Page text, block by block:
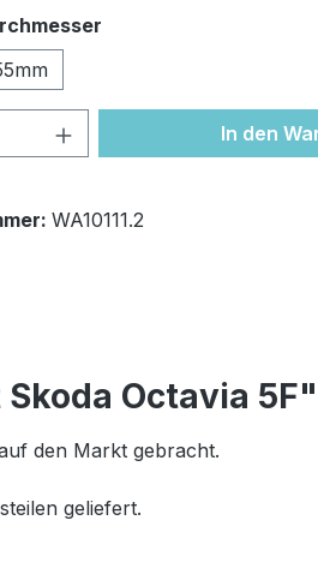
Anzahl: Gib denIn den
WA10111.2
Octavia 5F"
den Markt gebracht.
geliefert.